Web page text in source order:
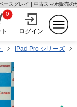
スグレイ | 中古スマホ販売の
0
ログイン
iPad Pro シリーズ